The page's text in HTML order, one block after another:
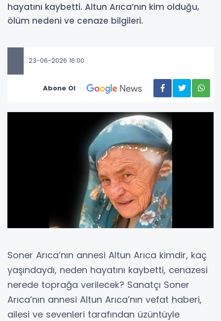
hayatını kaybetti. Altun Arıca’nın kim olduğu,
ölüm nedeni ve cenaze bilgileri.
23-06-2026 16:00
Abone Ol
Soner Arıca’nın annesi Altun Arıca kimdir, kaç
yaşındaydı, neden hayatını kaybetti, cenazesi
nerede toprağa verilecek? Sanatçı Soner
Arıca’nın annesi Altun Arıca’nın vefat haberi,
ailesi ve sevenleri tarafından üzüntüyle